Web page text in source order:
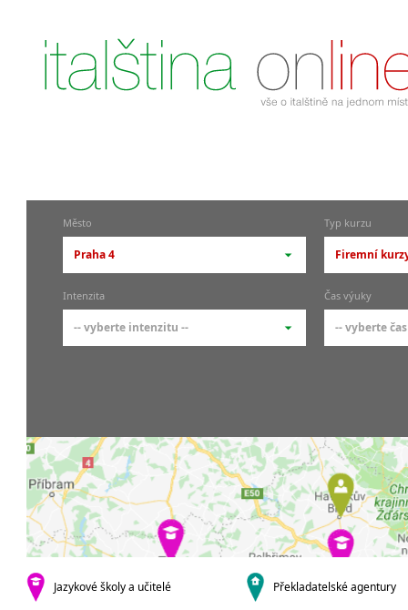
Město
Praha 4
-- vyberte město --
pražské městské části
Praha 7
Praha 9
Praha 10
krajská města
Brno
Plzeň
malá města podle abecedy
Typ kurzu
Firemní
-- vyberte
kurzy s
Online
Letní
Intenzita
-- vyberte intenzitu --
9-14 hodin týdně
20 a více hodin týdně
Čas výuky
-- vyberte
Večerní
Noční
Jazykové školy a učitelé Překladatelské agentury